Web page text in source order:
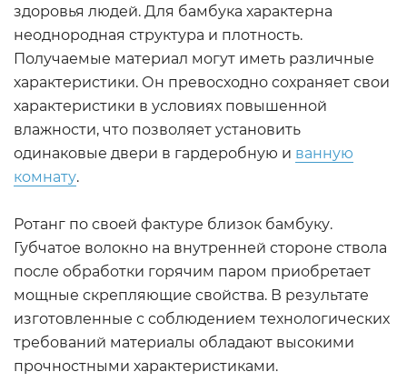
здоровья людей. Для бамбука характерна
неоднородная структура и плотность.
Получаемые материал могут иметь различные
характеристики. Он превосходно сохраняет свои
характеристики в условиях повышенной
влажности, что позволяет установить
одинаковые двери в гардеробную и ванную
комнату.
Ротанг по своей фактуре близок бамбуку.
Губчатое волокно на внутренней стороне ствола
после обработки горячим паром приобретает
мощные скрепляющие свойства. В результате
изготовленные с соблюдением технологических
требований материалы обладают высокими
прочностными характеристиками.